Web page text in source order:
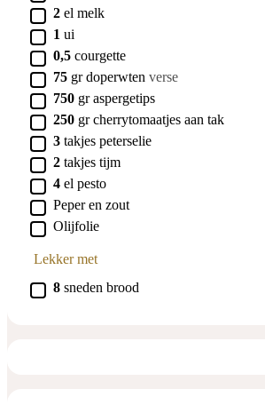
▢
2 el melk
▢
1 ui
▢
0,5 courgette
▢
75 grdoperwten verse
▢
750 gr aspergetips
▢
250 gr cherrytomaatjes aan tak
▢
3 takjes peterselie
▢
2 takjes tijm
▢
4 el pesto
▢
Peper en zout
▢
Olijfolie
Lekker met
▢
8 sneden brood